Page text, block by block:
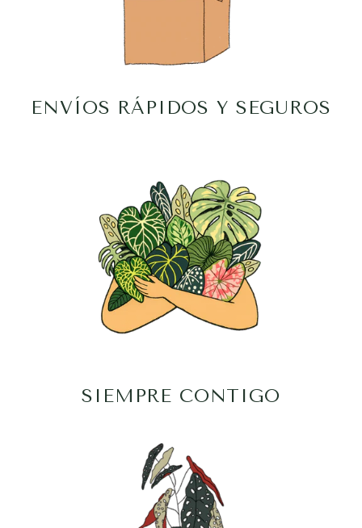
ENVÍOS RÁPIDOS Y SEGUROS
SIEMPRE CONTIGO